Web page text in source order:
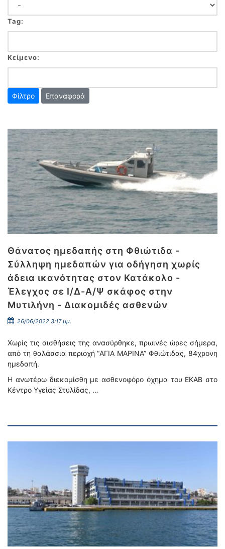
Tag:
Κείμενο:
Επαναφορά
Θάνατος ημεδαπής στη Φθιώτιδα -
Σύλληψη ημεδαπών για οδήγηση χωρίς
άδεια ικανότητας στον Κατάκολο -
Έλεγχος σε Ι/Δ-Α/Ψ σκάφος στην
Μυτιλήνη - Διακομιδές ασθενών
26/06/2022 3:17 μμ.
Χωρίς τις αισθήσεις της ανασύρθηκε, πρωινές ώρες σήμερα,
από τη θαλάσσια περιοχή “AΓIA MAΡINA” Φθιώτιδας, 84χρονη
ημεδαπή.
Η ανωτέρω διεκομίσθη με ασθενοφόρο όχημα του ΕΚΑΒ στο
Κέντρο Υγείας Στυλίδας, …